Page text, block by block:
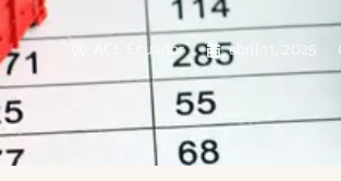
ACL Ecuador abril 11, 2025